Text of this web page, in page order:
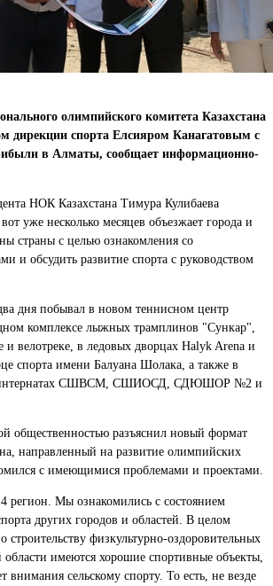
олимпийского комитета Казахстана
дирекции спорта Елсияром Канагатовым с
в Алматы, сообщает информационно-
НОК Казахстана Тимура Кулибаева
уже несколько месяцев объезжает города и
страны с целью ознакомления со
и обсудить развитие спорта с руководством
дня побывал в новом теннисном центр
комплексе лыжных трамплинов "Сункар",
и велотреке, в ледовых дворцах Halyk Arena и
спорта имени Балуана Шолака, а также в
интернатах СШВСМ, СШИОСД, СДЮШОР №2 и
общественностью разъяснил новый формат
направленный на развитие олимпийских
с имеющимися проблемами и проектами.
регион. Мы ознакомились с состоянием
других городов и областей. В целом
строительству физкультурно-оздоровительных
имеются хорошие спортивные объекты,
внимания сельскому спорту. То есть, не везде